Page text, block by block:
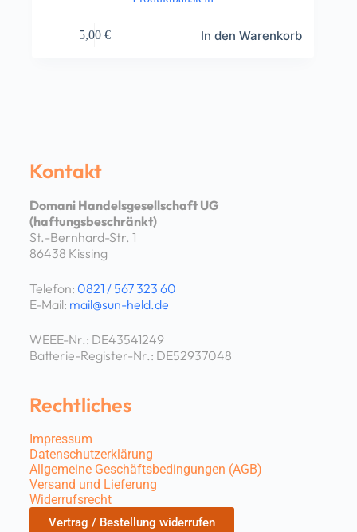
5,00 € In den Warenkorb
Kontakt
Domani Handelsgesellschaft UG
(haftungsbeschränkt)
St.-Bernhard-Str. 1
86438 Kissing
Telefon: 0821 / 567 323 60
E-Mail: mail@sun-held.de
WEEE-Nr.: DE43541249
Batterie-Register-Nr.: DE52937048
Rechtliches
Impressum
Datenschutzerklärung
Allgemeine Geschäftsbedingungen (AGB)
Versand und Lieferung
Widerrufsrecht
Vertrag / Bestellung widerrufen